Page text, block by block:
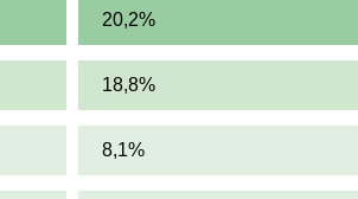
20,2%
18,8%
8,1%